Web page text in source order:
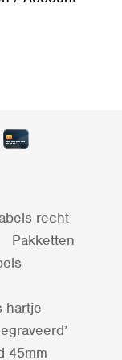
recht
Pakketten
hartje
45mm